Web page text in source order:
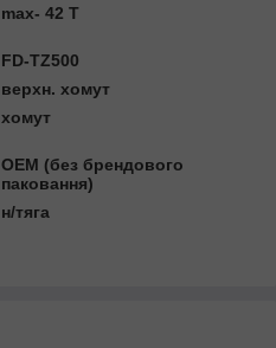
max- 42 T
FD-TZ500
верхн. хомут
хомут
OEM (без брендового
паковання)
н/тяга